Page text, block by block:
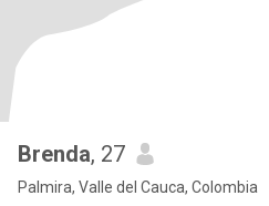
Brenda, 27
Palmira, Valle del Cauca, Colombia